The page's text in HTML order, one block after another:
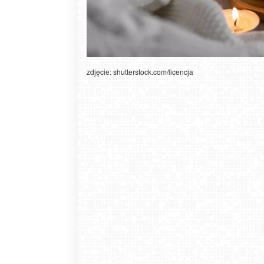
zdjęcie: shutterstock.com/licencja